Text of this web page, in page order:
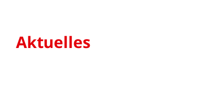
Aktuelles